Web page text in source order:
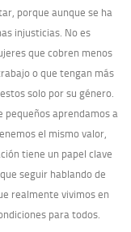
porque aunque se ha
injusticias. No es
que cobren menos
o que tengan más
solo por su género.
pequeños aprendamos a
el mismo valor,
tiene un papel clave
seguir hablando de
realmente vivimos en
para todos.